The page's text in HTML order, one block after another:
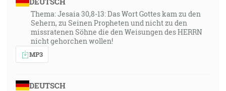
Thema: Jesaia 30,8-13: Das Wort Gottes kam zu den
Sehern, zu Seinen Propheten und nicht zu den
missratenen Söhne die den Weisungen des HERRN
nicht gehorchen wollen!
MP3
DEUTSCH